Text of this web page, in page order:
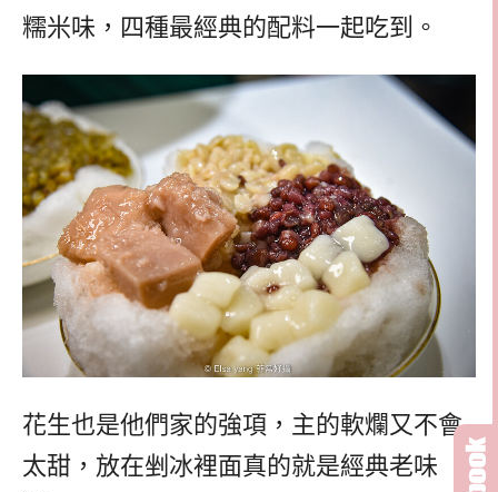
糯米味，四種最經典的配料一起吃到。
花生也是他們家的強項，主的軟爛又不會
太甜，放在剉冰裡面真的就是經典老味